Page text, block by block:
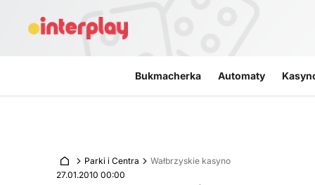
Bukmacherka Automaty
Parki i Centra
Wałbrzyskie kasyno
27.01.2010 00:00